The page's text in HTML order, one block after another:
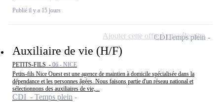
Publié il y a 15 jours
Auxiliaire de vie (H/F)
PETITS-FILS - 06 - NICE
Petits-fils Nice Ouest est une agence de maintien à domicile spécialisée dans la
dépendance et les personnes âgées. Nous faisons partie d'un réseau national et
sélectionnons des auxiliaires de vie,...
CDI - Temps plein
CDITemps plein
Ajouter cette offre à ma sélection